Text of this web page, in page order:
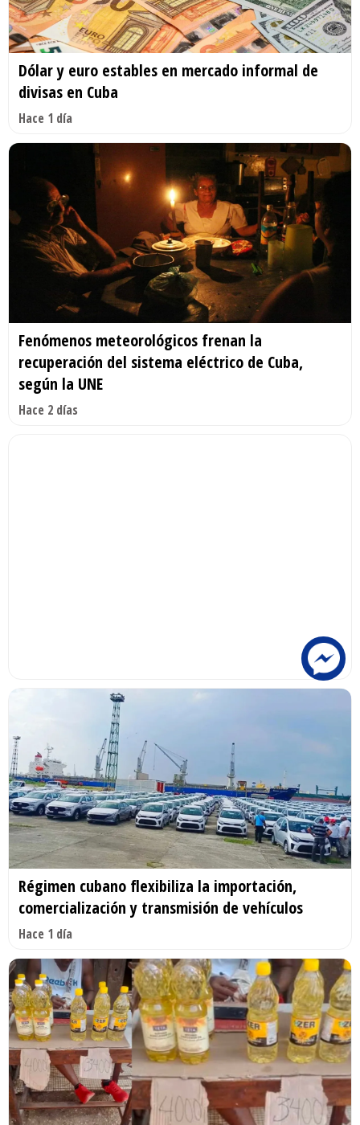
Dólar y euro estables en mercado informal de
divisas en Cuba
Hace 1 día
Fenómenos meteorológicos frenan la
recuperación del sistema eléctrico de Cuba,
según la UNE
Hace 2 días
Régimen cubano flexibiliza la importación,
comercialización y transmisión de vehículos
Hace 1 día